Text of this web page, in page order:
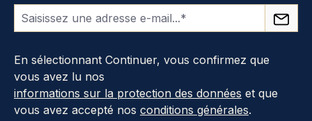
En sélectionnant Continuer, vous confirmez que
vous avez lu nos
informations sur la protection des données et que
vous avez accepté nos conditions générales.